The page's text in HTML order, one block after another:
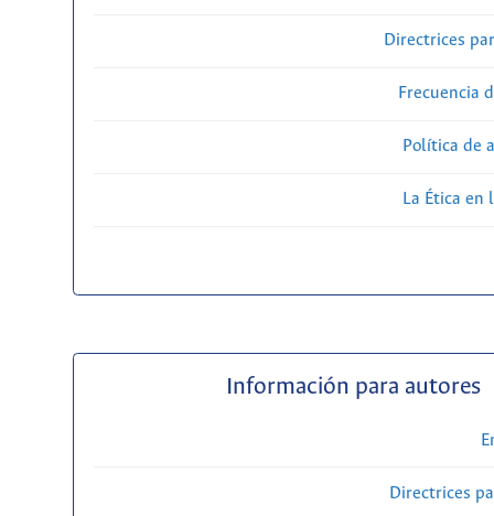
Directrices
Frecuencia
Política de
La Ética en
Información para autores
Directrices